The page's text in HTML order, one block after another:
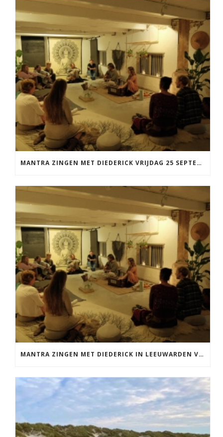
MANTRA ZINGEN MET DIEDERICK VRIJDAG 25 SEPTEMBER EN 20 NOVEMBER
MANTRA ZINGEN MET DIEDERICK IN LEEUWARDEN VRIJDAG 12 JUNI KIRTAN